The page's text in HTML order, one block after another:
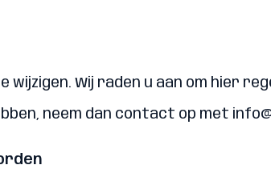
wijzigen. Wij raden u aan om hier
neem dan contact op met